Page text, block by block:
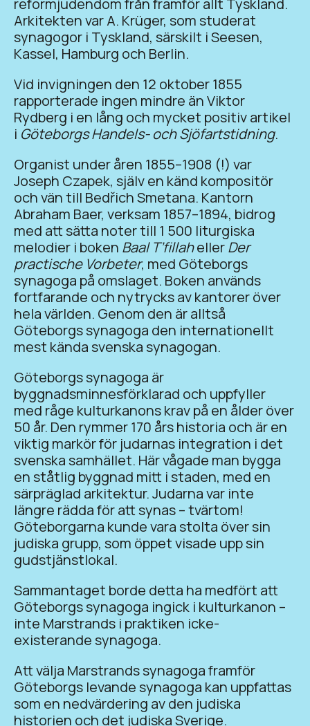
reformjudendom från framför allt Tyskland.
Arkitekten var A. Krüger, som studerat
synagogor i Tyskland, särskilt i Seesen,
Kassel, Hamburg och Berlin.
Vid invigningen den 12 oktober 1855
rapporterade ingen mindre än Viktor
Rydberg i en lång och mycket positiv artikel
i Göteborgs Handels- och Sjöfartstidning.
Organist under åren 1855–1908 (!) var
Joseph Czapek, själv en känd kompositör
och vän till Bedřich Smetana. Kantorn
Abraham Baer, verksam 1857–1894, bidrog
med att sätta noter till 1 500 liturgiska
melodier i boken Baal T’fillahellerDer
practische Vorbeter, med Göteborgs
synagoga på omslaget. Boken används
fortfarande och nytrycks av kantorer över
hela världen. Genom den är alltså
Göteborgs synagoga den internationellt
mest kända svenska synagogan.
Göteborgs synagoga är
byggnadsminnesförklarad och uppfyller
med råge kulturkanons krav på en ålder över
50 år. Den rymmer 170 års historia och är en
viktig markör för judarnas integration i det
svenska samhället. Här vågade man bygga
en ståtlig byggnad mitt i staden, med en
särpräglad arkitektur. Judarna var inte
längre rädda för att synas – tvärtom!
Göteborgarna kunde vara stolta över sin
judiska grupp, som öppet visade upp sin
gudstjänstlokal.
Sammantaget borde detta ha medfört att
Göteborgs synagoga ingick i kulturkanon –
inte Marstrands i praktiken icke-
existerande synagoga.
Att välja Marstrands synagoga framför
Göteborgs levande synagoga kan uppfattas
som en nedvärdering av den judiska
historien och det judiska Sverige.